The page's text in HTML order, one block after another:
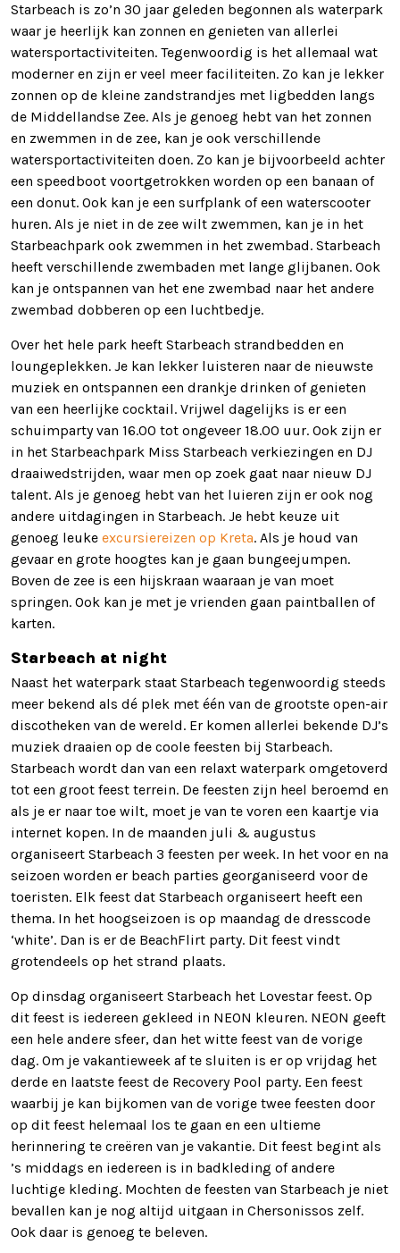
Starbeach is zo’n 30 jaar geleden begonnen als waterpark
waar je heerlijk kan zonnen en genieten van allerlei
watersportactiviteiten. Tegenwoordig is het allemaal wat
moderner en zijn er veel meer faciliteiten. Zo kan je lekker
zonnen op de kleine zandstrandjes met ligbedden langs
de Middellandse Zee. Als je genoeg hebt van het zonnen
en zwemmen in de zee, kan je ook verschillende
watersportactiviteiten doen. Zo kan je bijvoorbeeld achter
een speedboot voortgetrokken worden op een banaan of
een donut. Ook kan je een surfplank of een waterscooter
huren. Als je niet in de zee wilt zwemmen, kan je in het
Starbeachpark ook zwemmen in het zwembad. Starbeach
heeft verschillende zwembaden met lange glijbanen. Ook
kan je ontspannen van het ene zwembad naar het andere
zwembad dobberen op een luchtbedje.
Over het hele park heeft Starbeach strandbedden en
loungeplekken. Je kan lekker luisteren naar de nieuwste
muziek en ontspannen een drankje drinken of genieten
van een heerlijke cocktail. Vrijwel dagelijks is er een
schuimparty van 16.00 tot ongeveer 18.00 uur. Ook zijn er
in het Starbeachpark Miss Starbeach verkiezingen en DJ
draaiwedstrijden, waar men op zoek gaat naar nieuw DJ
talent. Als je genoeg hebt van het luieren zijn er ook nog
andere uitdagingen in Starbeach. Je hebt keuze uit
genoeg leuke excursiereizen op Kreta. Als je houd van
gevaar en grote hoogtes kan je gaan bungeejumpen.
Boven de zee is een hijskraan waaraan je van moet
springen. Ook kan je met je vrienden gaan paintballen of
karten.
Starbeach at night
Naast het waterpark staat Starbeach tegenwoordig steeds
meer bekend als dé plek met één van de grootste open-air
discotheken van de wereld. Er komen allerlei bekende DJ’s
muziek draaien op de coole feesten bij Starbeach.
Starbeach wordt dan van een relaxt waterpark omgetoverd
tot een groot feest terrein. De feesten zijn heel beroemd en
als je er naar toe wilt, moet je van te voren een kaartje via
internet kopen. In de maanden juli & augustus
organiseert Starbeach 3 feesten per week. In het voor en na
seizoen worden er beach parties georganiseerd voor de
toeristen. Elk feest dat Starbeach organiseert heeft een
thema. In het hoogseizoen is op maandag de dresscode
‘white’. Dan is er de BeachFlirt party. Dit feest vindt
grotendeels op het strand plaats.
Op dinsdag organiseert Starbeach het Lovestar feest. Op
dit feest is iedereen gekleed in NEON kleuren. NEON geeft
een hele andere sfeer, dan het witte feest van de vorige
dag. Om je vakantieweek af te sluiten is er op vrijdag het
derde en laatste feest de Recovery Pool party. Een feest
waarbij je kan bijkomen van de vorige twee feesten door
op dit feest helemaal los te gaan en een ultieme
herinnering te creëren van je vakantie. Dit feest begint als
’s middags en iedereen is in badkleding of andere
luchtige kleding. Mochten de feesten van Starbeach je niet
bevallen kan je nog altijd uitgaan in Chersonissos zelf.
Ook daar is genoeg te beleven.